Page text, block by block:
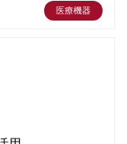
医療機器